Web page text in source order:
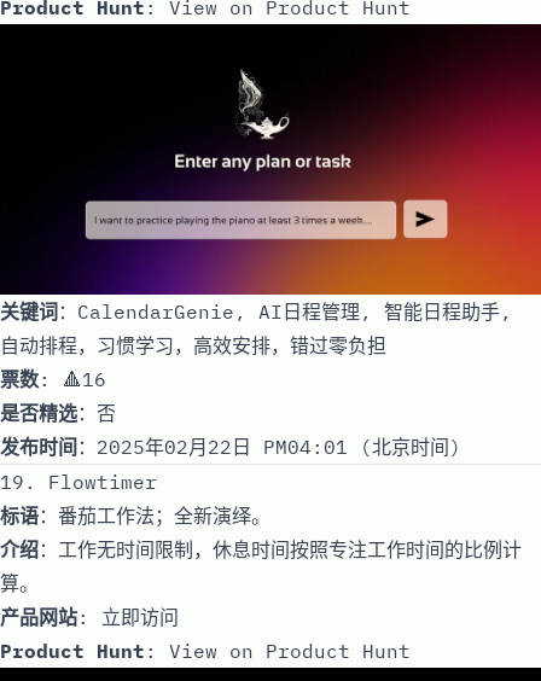
Product Hunt : View on Product Hunt
关键词：CalendarGenie, AI日程管理, 智能日程助手,
自动排程，习惯学习，高效安排，错过零负担
票数: 🔺16
是否精选：否
发布时间 ：2025年02月22日 PM04:01 (北京时间)
19. Flowtimer
标语：番茄工作法；全新演绎。
介绍：工作无时间限制，休息时间按照专注工作时间的比例计
算。
产品网站: 立即访问
Product Hunt : View on Product Hunt